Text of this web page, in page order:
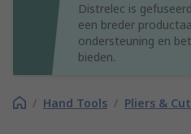
Distrelec is
een breder
ondersteuning en
bieden.
/ Hand Tools / Pliers &